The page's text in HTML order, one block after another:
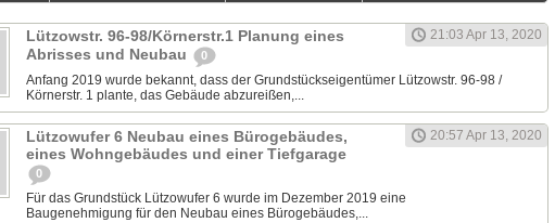
Lützowstr. 96-98/Körnerstr.1 Planung eines
Abrisses und Neubau
0
21:03 Apr 13, 2020
Anfang 2019 wurde bekannt, dass der Grundstückseigentümer Lützowstr. 96-98 /
Körnerstr. 1 plante, das Gebäude abzureißen,...
Lützowufer 6 Neubau eines Bürogebäudes,
eines Wohngebäudes und einer Tiefgarage
0
20:57 Apr 13, 2020
Für das Grundstück Lützowufer 6 wurde im Dezember 2019 eine
Baugenehmigung für den Neubau eines Bürogebäudes,...